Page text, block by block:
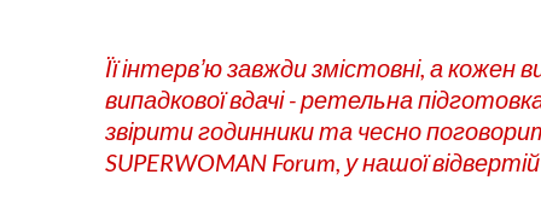
Її інтервʼю завжди змістовні, а
випадкової вдачі - ретельна
звірити годинники та чесно
SUPERWOMAN Forum, у нашої